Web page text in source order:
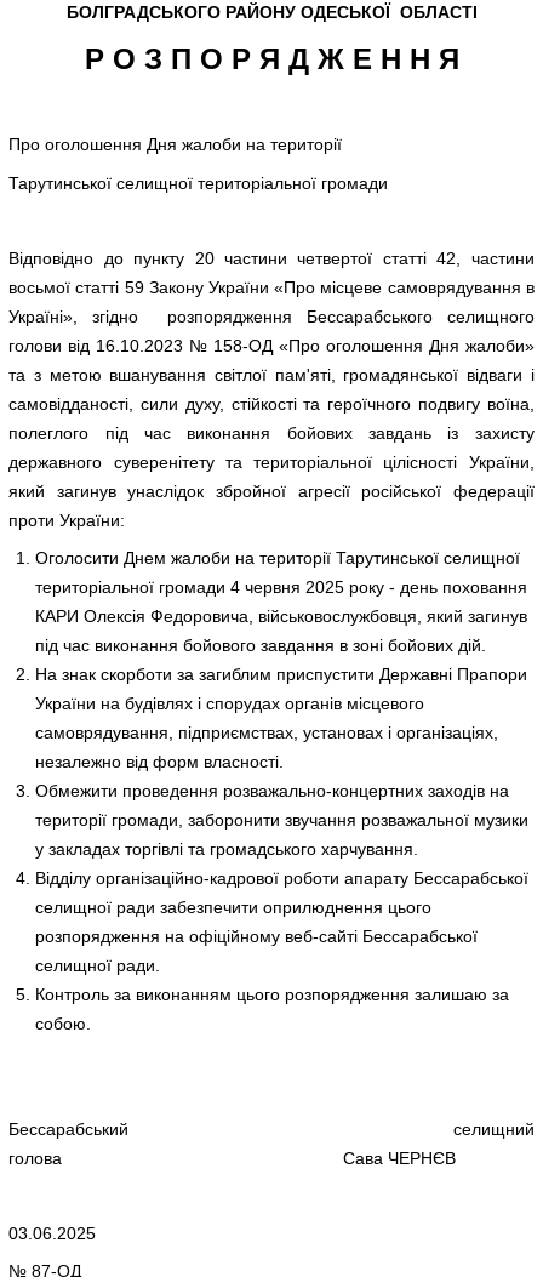
БОЛГРАДСЬКОГО РАЙОНУ ОДЕСЬКОЇ ОБЛАСТІ
Р О З П О Р Я Д Ж Е Н Н Я
Про оголошення Дня жалоби на території
Тарутинської селищної територіальної громади
Відповідно до пункту 20 частини четвертої статті 42, частини
восьмої статті 59 Закону України «Про місцеве самоврядування в
Україні», згідно розпорядження Бессарабського селищного
голови від 16.10.2023 № 158-ОД «Про оголошення Дня жалоби»
та з метою вшанування світлої пам'яті, громадянської відваги і
самовідданості, сили духу, стійкості та героїчного подвигу воїна,
полеглого під час виконання бойових завдань із захисту
державного суверенітету та територіальної цілісності України,
який загинув унаслідок збройної агресії російської федерації
проти України:
Оголосити Днем жалоби на території Тарутинської селищної
територіальної громади 4 червня 2025 року - день поховання
КАРИ Олексія Федоровича, військовослужбовця, який загинув
під час виконання бойового завдання в зоні бойових дій.
На знак скорботи за загиблим приспустити Державні Прапори
України на будівлях і спорудах органів місцевого
самоврядування, підприємствах, установах і організаціях,
незалежно від форм власності.
Обмежити проведення розважально-концертних заходів на
території громади, заборонити звучання розважальної музики
у закладах торгівлі та громадського харчування.
Відділу організаційно-кадрової роботи апарату Бессарабської
селищної ради забезпечити оприлюднення цього
розпорядження на офіційному веб-сайті Бессарабської
селищної ради.
Контроль за виконанням цього розпорядження залишаю за
собою.
Бессарабський селищний
голова Сава ЧЕРНЄВ
03.06.2025
№ 87-ОД